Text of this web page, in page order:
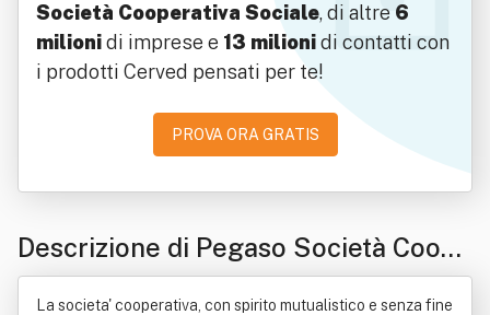
Società Cooperativa Sociale, di altre 6
milionidi imprese e 13 milionidi contatti con
i prodotti Cerved pensati per te!
PROVA ORA GRATIS
Descrizione di Pegaso Società Coope
rativa Sociale
La societa' cooperativa, con spirito mutualistico e senza fine